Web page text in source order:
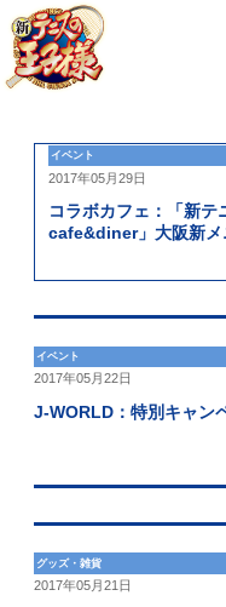
イベント
2017年05月29日
コラボカフェ：「新テ
cafe&diner」大阪新メ
イベント
2017年05月22日
J-WORLD：特別キャン
グッズ・雑貨
2017年05月21日